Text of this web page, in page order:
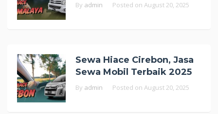
By admin Posted on August 20, 2025
Sewa Hiace Cirebon, Jasa
Sewa Mobil Terbaik 2025
By admin Posted on August 20, 2025